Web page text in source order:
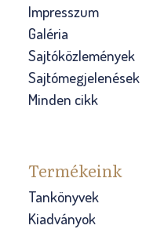
Impresszum
Galéria
Sajtóközlemények
Sajtómegjelenések
Minden cikk
Termékeink
Tankönyvek
Kiadványok